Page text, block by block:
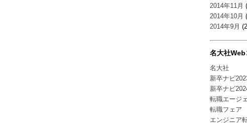
2014年11月
2014年10月
2014年9月
名大社Web
名大社
新卒ナビ
新卒ナビ
転職エージ
転職フェア
エンジニア